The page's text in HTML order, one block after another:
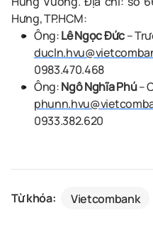
Hưng, TP.HCM:
Ông:Lê Ngọc Đức–
0983.470.468
Ông:Ngô Nghĩa Phú–
0933.382.620
Từ khóa: Vietcombank